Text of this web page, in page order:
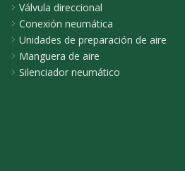
Válvula direccional
Conexión neumática
Unidades de preparación de aire
Manguera de aire
Silenciador neumático